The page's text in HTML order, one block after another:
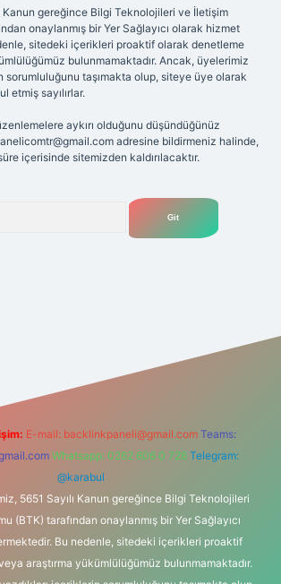
Kanun gereğince Bilgi Teknolojileri ve İletişim
onaylanmış bir Yer Sağlayıcı olarak hizmet
sitedeki içerikleri proaktif olarak denetleme
bulunmamaktadır. Ancak, üyelerimiz
sorumluluğunu taşımakta olup, siteye üye olarak
etmiş sayılırlar.
aykırı olduğunu düşündüğünüz
adresine bildirmeniz halinde,
içerisinde sitemizden kaldırılacaktır.
E-mail: backlinkpaneli@gmail.com Teams:
Whatsapp: 0262 606 0 726 Telegram:
@karabul
5651 Sayılı Kanun gereğince Bilgi Teknolojileri
(BTK) tarafından onaylanmış bir Yer Sağlayıcı
Bu nedenle, sitedeki içerikleri proaktif
araştırma yükümlülüğümüz bulunmamaktadır.